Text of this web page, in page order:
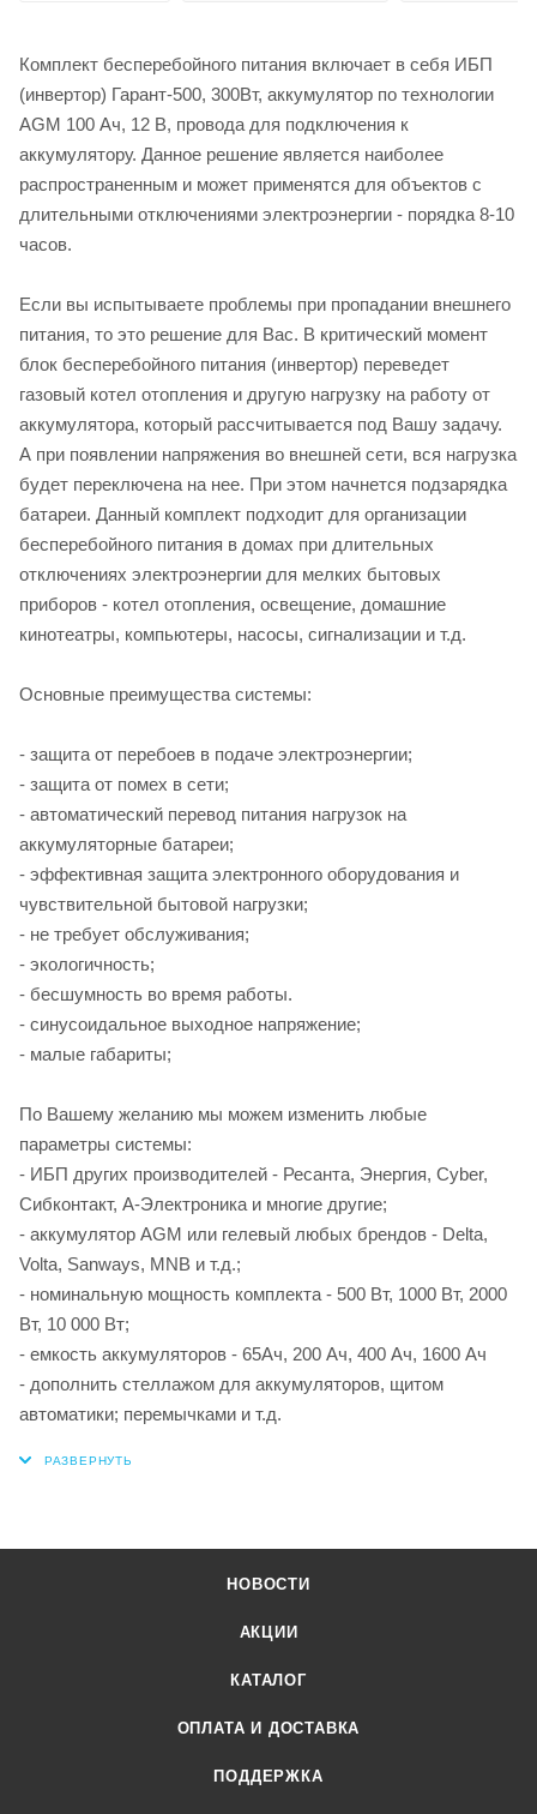
Комплект бесперебойного питания включает в себя ИБП
(инвертор) Гарант-500, 300Вт, аккумулятор по технологии
AGM 100 Ач, 12 В, провода для подключения к
аккумулятору. Данное решение является наиболее
распространенным и может применятся для объектов с
длительными отключениями электроэнергии - порядка 8-10
часов.
Если вы испытываете проблемы при пропадании внешнего
питания, то это решение для Вас. В критический момент
блок бесперебойного питания (инвертор) переведет
газовый котел отопления и другую нагрузку на работу от
аккумулятора, который рассчитывается под Вашу задачу.
А при появлении напряжения во внешней сети, вся нагрузка
будет переключена на нее. При этом начнется подзарядка
батареи. Данный комплект подходит для организации
бесперебойного питания в домах при длительных
отключениях электроэнергии для мелких бытовых
приборов - котел отопления, освещение, домашние
кинотеатры, компьютеры, насосы, сигнализации и т.д.
Основные преимущества системы:
- защита от перебоев в подаче электроэнергии;
- защита от помех в сети;
- автоматический перевод питания нагрузок на
аккумуляторные батареи;
- эффективная защита электронного оборудования и
чувствительной бытовой нагрузки;
- не требует обслуживания;
- экологичность;
- бесшумность во время работы.
- синусоидальное выходное напряжение;
- малые габариты;
По Вашему желанию мы можем изменить любые
параметры системы:
- ИБП других производителей - Ресанта, Энергия, Cyber,
Сибконтакт, А-Электроника и многие другие;
- аккумулятор AGM или гелевый любых брендов - Delta,
Volta, Sanways, MNB и т.д.;
- номинальную мощность комплекта - 500 Вт, 1000 Вт, 2000
Вт, 10 000 Вт;
- емкость аккумуляторов - 65Ач, 200 Ач, 400 Ач, 1600 Ач
- дополнить стеллажом для аккумуляторов, щитом
автоматики; перемычками и т.д.
НОВОСТИ
АКЦИИ
КАТАЛОГ
ОПЛАТА И ДОСТАВКА
ПОДДЕРЖКА